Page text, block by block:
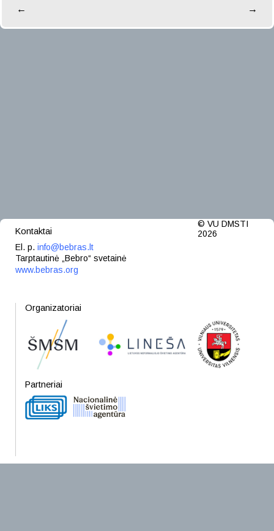
← →
© VU DMSTI
2026
Kontaktai
El. p. info@bebras.lt
Tarptautinė „Bebro“ svetainė
www.bebras.org
Organizatoriai
Partneriai